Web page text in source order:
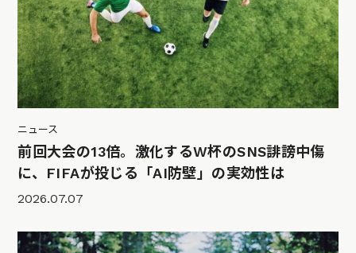
ニュース
前回大会の13倍。激化するW杯のSNS誹謗中傷
に、FIFAが投じる「AI防壁」の実効性は
2026.07.07